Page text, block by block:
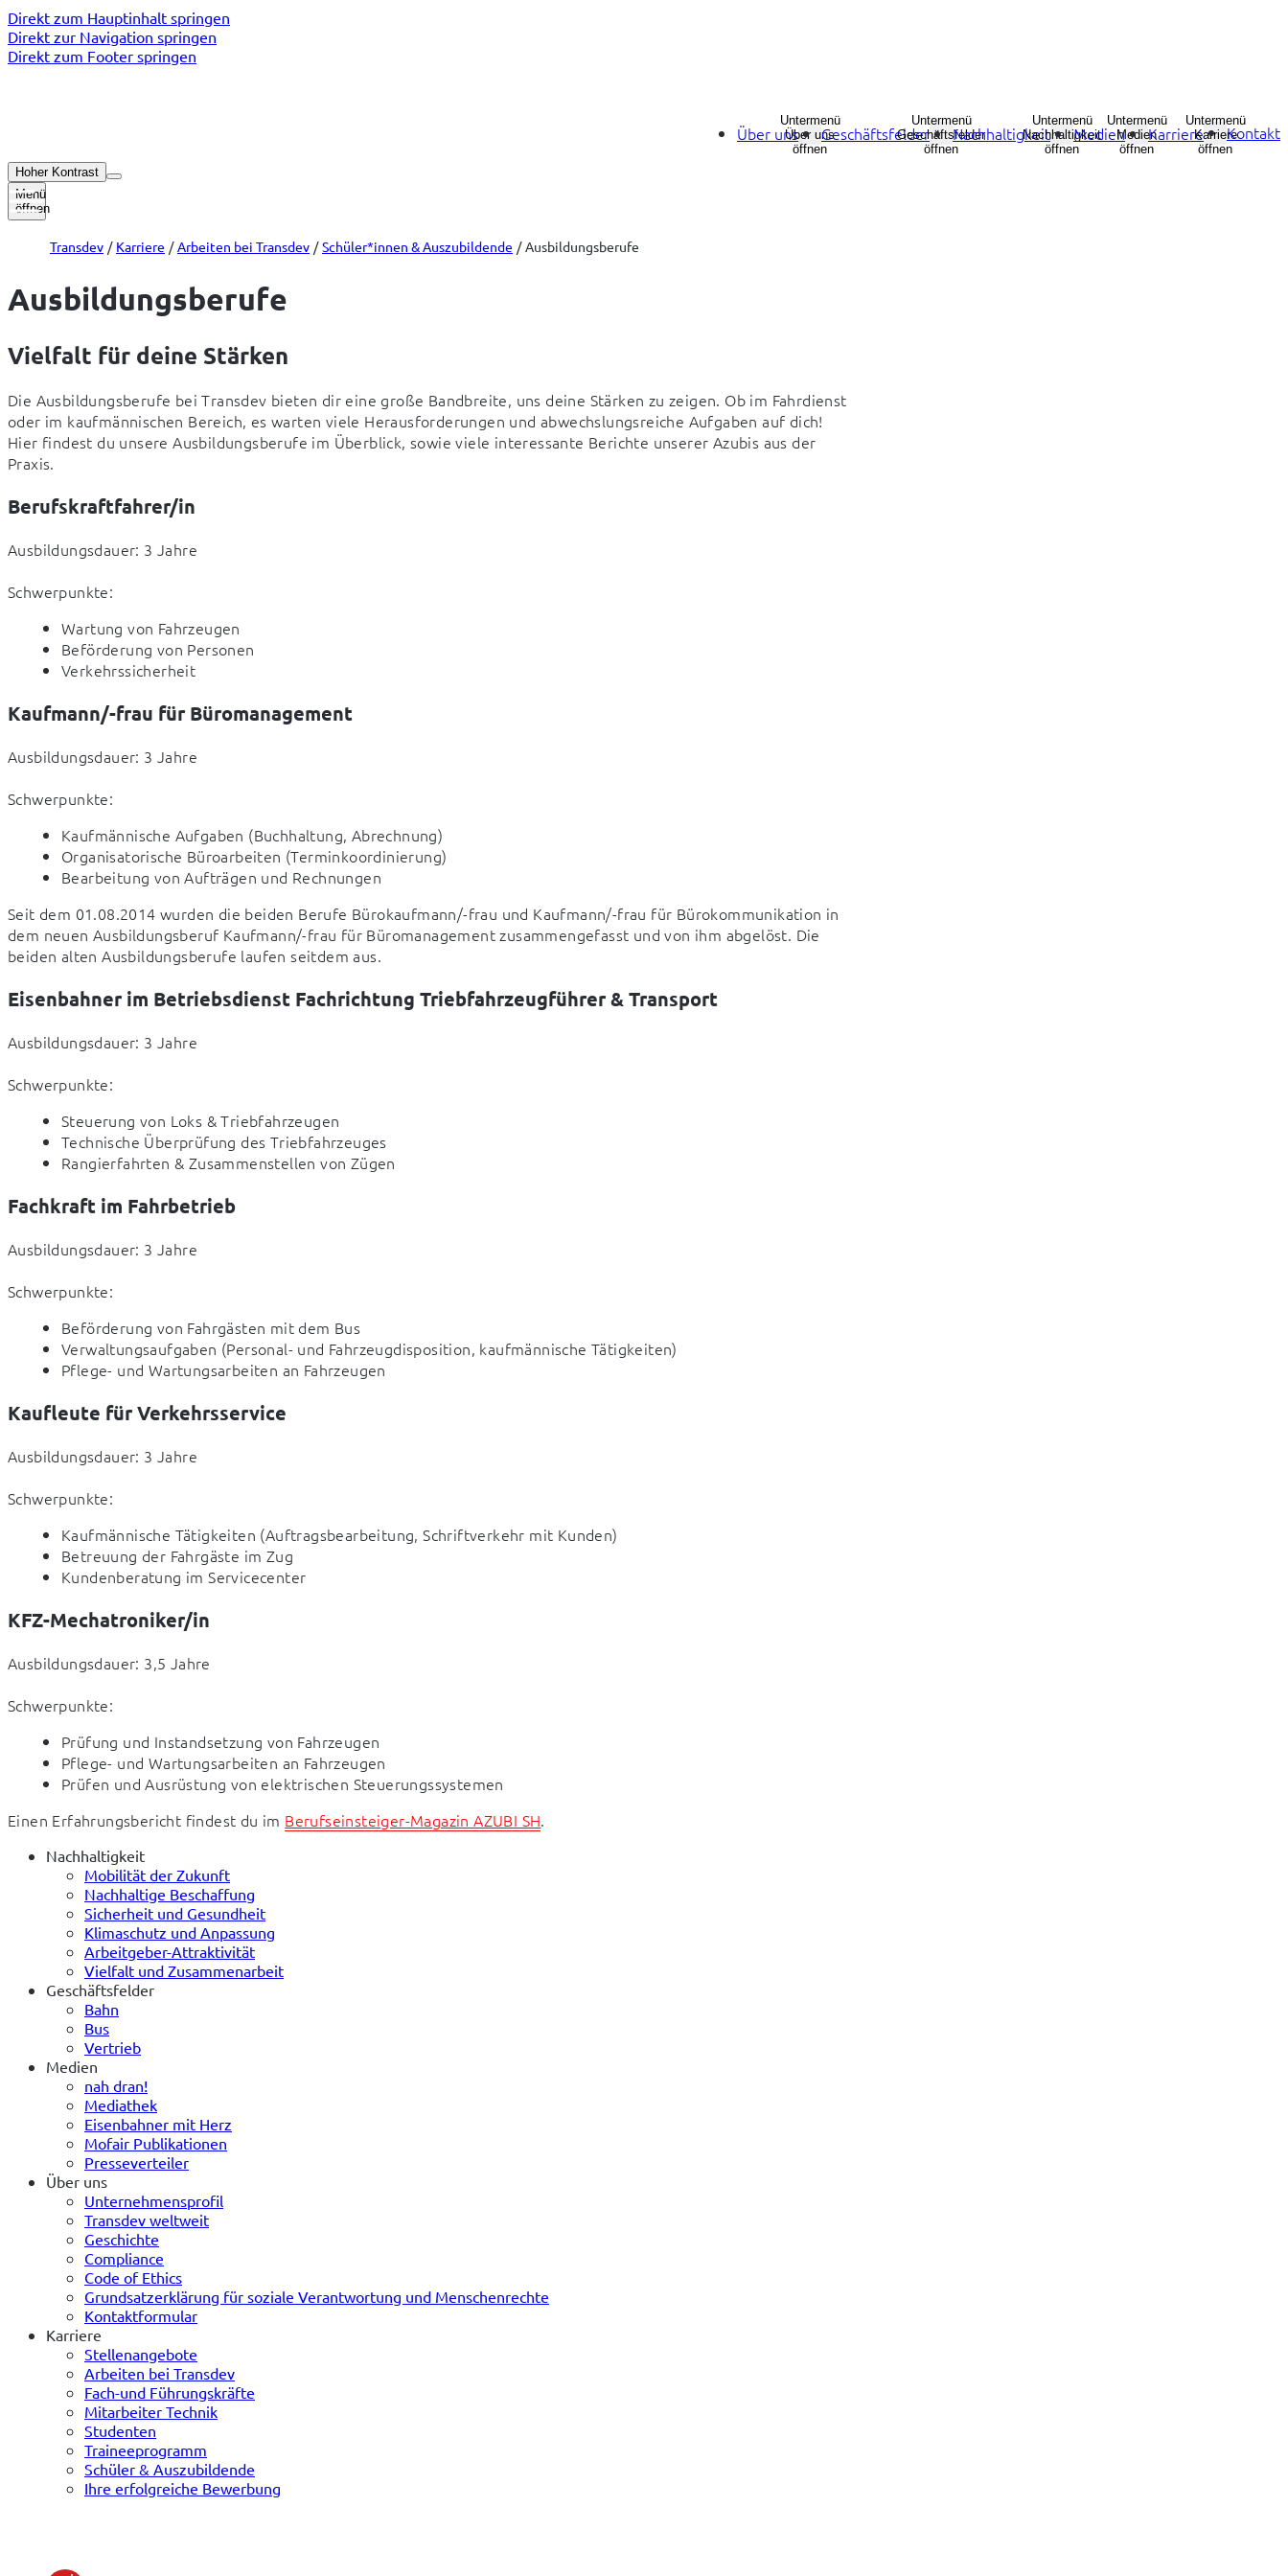
Direkt zum Hauptinhalt springen
Direkt zur Navigation springen
Direkt zum Footer springen
Über uns
Untermenü
Über uns
öffnen
Geschäftsfelder
Untermenü
Geschäftsfelder
öffnen
Nachhaltigkeit
Untermenü
Nachhaltigkeit
öffnen
Medien
Untermenü
Medien
öffnen
Karriere
Untermenü
Karriere
öffnen
Kontakt
Hoher Kontrast
Menü
öffnen
Transdev Karriere Arbeiten bei Transdev Schüler*innen & Auszubildende Ausbildungsberufe
Ausbildungsberufe
Vielfalt für deine Stärken
Die Ausbildungsberufe bei Transdev bieten dir eine große Bandbreite, uns deine Stärken zu zeigen. Ob im Fahrdienst
oder im kaufmännischen Bereich, es warten viele Herausforderungen und abwechslungsreiche Aufgaben auf dich!
Hier findest du unsere Ausbildungsberufe im Überblick, sowie viele interessante Berichte unserer Azubis aus der
Praxis.
Berufskraftfahrer/in
Ausbildungsdauer: 3 Jahre
Schwerpunkte:
Wartung von Fahrzeugen
Beförderung von Personen
Verkehrssicherheit
Kaufmann/-frau für Büromanagement
Ausbildungsdauer: 3 Jahre
Schwerpunkte:
Kaufmännische Aufgaben (Buchhaltung, Abrechnung)
Organisatorische Büroarbeiten (Terminkoordinierung)
Bearbeitung von Aufträgen und Rechnungen
Seit dem 01.08.2014 wurden die beiden Berufe Bürokaufmann/-frau und Kaufmann/-frau für Bürokommunikation in
dem neuen Ausbildungsberuf Kaufmann/-frau für Büromanagement zusammengefasst und von ihm abgelöst. Die
beiden alten Ausbildungsberufe laufen seitdem aus.
Eisenbahner im Betriebsdienst Fachrichtung Triebfahrzeugführer & Transport
Ausbildungsdauer: 3 Jahre
Schwerpunkte:
Steuerung von Loks & Triebfahrzeugen
Technische Überprüfung des Triebfahrzeuges
Rangierfahrten & Zusammenstellen von Zügen
Fachkraft im Fahrbetrieb
Ausbildungsdauer: 3 Jahre
Schwerpunkte:
Beförderung von Fahrgästen mit dem Bus
Verwaltungsaufgaben (Personal- und Fahrzeugdisposition, kaufmännische Tätigkeiten)
Pflege- und Wartungsarbeiten an Fahrzeugen
Kaufleute für Verkehrsservice
Ausbildungsdauer: 3 Jahre
Schwerpunkte:
Kaufmännische Tätigkeiten (Auftragsbearbeitung, Schriftverkehr mit Kunden)
Betreuung der Fahrgäste im Zug
Kundenberatung im Servicecenter
KFZ-Mechatroniker/in
Ausbildungsdauer: 3,5 Jahre
Schwerpunkte:
Prüfung und Instandsetzung von Fahrzeugen
Pflege- und Wartungsarbeiten an Fahrzeugen
Prüfen und Ausrüstung von elektrischen Steuerungssystemen
Einen Erfahrungsbericht findest du im Berufseinsteiger-Magazin AZUBI SH.
Nachhaltigkeit
Mobilität der Zukunft
Nachhaltige Beschaffung
Sicherheit und Gesundheit
Klimaschutz und Anpassung
Arbeitgeber-Attraktivität
Vielfalt und Zusammenarbeit
Geschäftsfelder
Bahn
Bus
Vertrieb
Medien
nah dran!
Mediathek
Eisenbahner mit Herz
Mofair Publikationen
Presseverteiler
Über uns
Unternehmensprofil
Transdev weltweit
Geschichte
Compliance
Code of Ethics
Grundsatzerklärung für soziale Verantwortung und Menschenrechte
Kontaktformular
Karriere
Stellenangebote
Arbeiten bei Transdev
Fach-und Führungskräfte
Mitarbeiter Technik
Studenten
Traineeprogramm
Schüler & Auszubildende
Ihre erfolgreiche Bewerbung